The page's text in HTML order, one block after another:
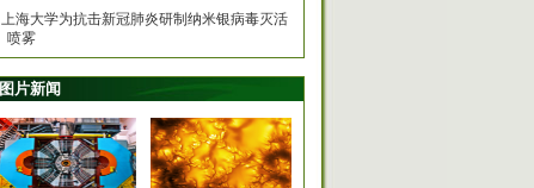
上海大学为抗击新冠肺炎研制纳米银病毒灭活
喷雾
图片新闻